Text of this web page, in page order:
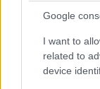
Google
I want to
related to
device
ΑΝΗΚΕΙ ΣΤΗΝ
ΕΠΙΣΗΜΑΣΜΕΝΟ